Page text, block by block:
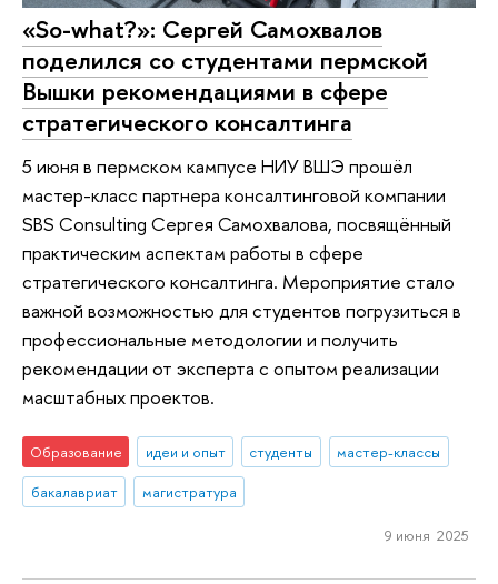
«So-what?»: Сергей Самохвалов
поделился со студентами пермской
Вышки рекомендациями в сфере
стратегического консалтинга
5 июня в пермском кампусе НИУ ВШЭ прошёл
мастер-класс партнера консалтинговой компании
SBS Consulting Сергея Самохвалова, посвящённый
практическим аспектам работы в сфере
стратегического консалтинга. Мероприятие стало
важной возможностью для студентов погрузиться в
профессиональные методологии и получить
рекомендации от эксперта с опытом реализации
масштабных проектов.
Образование идеи и опыт студенты
мастер-классы
бакалавриат
магистратура
9 июня 2025